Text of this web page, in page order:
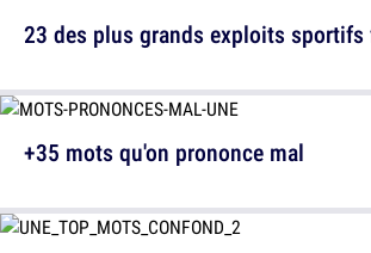
23 des plus grands exploits sportifs
+35 mots qu'on prononce mal